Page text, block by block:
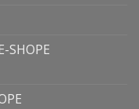
SHOPE